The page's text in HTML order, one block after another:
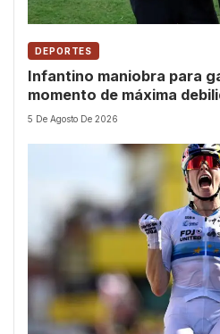
DEPORTES
Infantino maniobra para
momento de máxima
de la FIFA
5 De Agosto De 2026